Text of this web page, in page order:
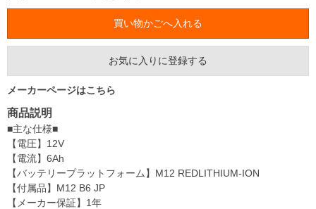
お気に入りに登録する
メーカーページはこちら
商品説明
■主な仕様■
【電圧】12V
【電流】6Ah
【バッテリープラットフォーム】M12 REDLITHIUM-ION
【付属品】M12 B6 JP
【メーカー保証】1年